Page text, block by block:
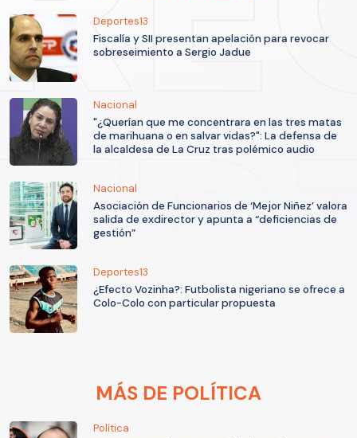
Deportes13
Fiscalía y SII presentan apelación para revocar
sobreseimiento a Sergio Jadue
Nacional
"¿Querían que me concentrara en las tres matas
de marihuana o en salvar vidas?": La defensa de
la alcaldesa de La Cruz tras polémico audio
Nacional
Asociación de Funcionarios de ‘Mejor Niñez’ valora
salida de exdirector y apunta a “deficiencias de
gestión”
Deportes13
¿Efecto Vozinha?: Futbolista nigeriano se ofrece a
Colo-Colo con particular propuesta
MÁS DE POLÍTICA
Política